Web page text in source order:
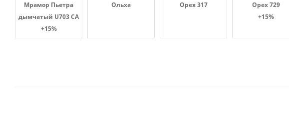
Мрамор Пьетра
дымчатый U703 CA
+15%
Ольха Орех 317
Орех 729
+15%